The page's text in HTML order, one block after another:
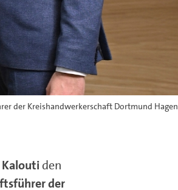
der Kreishandwerkerschaft Dortmund Hagen
den
der